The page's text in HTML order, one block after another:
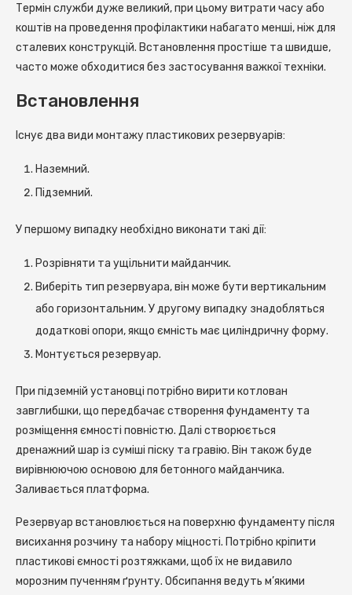
Термін служби дуже великий, при цьому витрати часу або
коштів на проведення профілактики набагато менші, ніж для
сталевих конструкцій. Встановлення простіше та швидше,
часто може обходитися без застосування важкої техніки.
Встановлення
Існує два види монтажу пластикових резервуарів:
Наземний.
Підземний.
У першому випадку необхідно виконати такі дії:
Розрівняти та ущільнити майданчик.
Виберіть тип резервуара, він може бути вертикальним
або горизонтальним. У другому випадку знадобляться
додаткові опори, якщо ємність має циліндричну форму.
Монтується резервуар.
При підземній установці потрібно вирити котлован
завглибшки, що передбачає створення фундаменту та
розміщення ємності повністю. Далі створюється
дренажний шар із суміші піску та гравію. Він також буде
вирівнюючою основою для бетонного майданчика.
Заливається платформа.
Резервуар встановлюється на поверхню фундаменту після
висихання розчину та набору міцності. Потрібно кріпити
пластикові ємності розтяжками, щоб їх не видавило
морозним пученням ґрунту. Обсипання ведуть м’якими